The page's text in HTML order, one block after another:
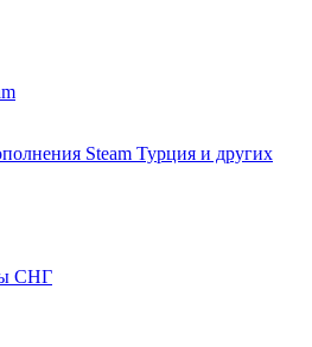
Steam Турция и других
СНГ